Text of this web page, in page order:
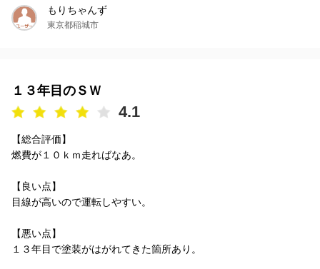
もりちゃんず
東京都稲城市
１３年目のＳＷ
4.1
【総合評価】
燃費が１０ｋｍ走ればなあ。
【良い点】
目線が高いので運転しやすい。
【悪い点】
１３年目で塗装がはがれてきた箇所あり。